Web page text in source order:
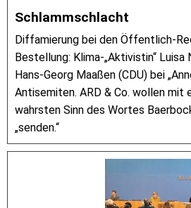
Schlammschlacht
Diffamierung bei den Öffentlich-
Bestellung: Klima-„Aktivistin“
Hans-Georg Maaßen (CDU) bei
Antisemiten. ARD & Co. wollen mit
wahrsten Sinn des Wortes
„senden.“